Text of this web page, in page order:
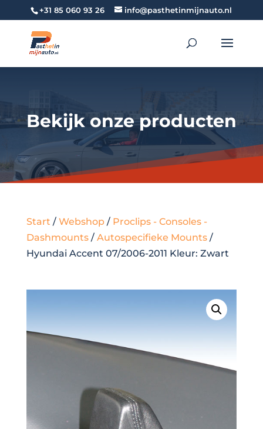
+31 85 060 93 26 info@pasthetinmijnauto.nl
Bekijk onze producten
Start / Webshop/ Proclips - Consoles -
Dashmounts/ Autospecifieke Mounts/
Hyundai Accent 07/2006-2011 Kleur: Zwart